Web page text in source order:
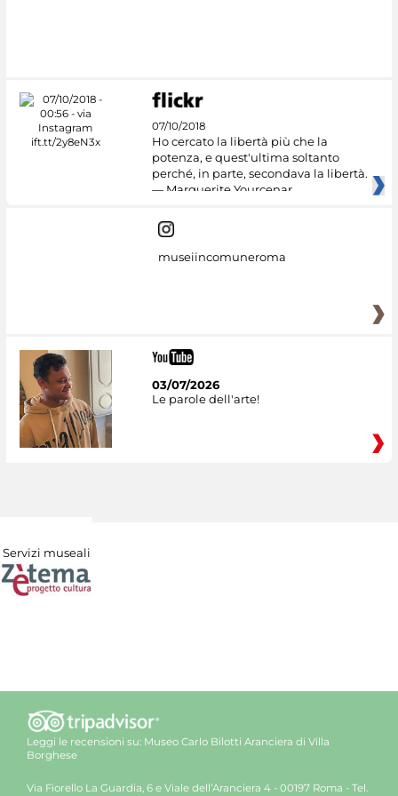
07/10/2018
Ho cercato la libertà più che la
potenza, e quest'ultima soltanto
perché, in parte, secondava la libertà.
— Marguerite Yourcenar
museiincomuneroma
03/07/2026
Le parole dell'arte!
Servizi museali
Leggi le recensioni su: Museo Carlo Bilotti Aranciera di Villa
Borghese
Via Fiorello La Guardia, 6 e Viale dell’Aranciera 4 - 00197 Roma - Tel.